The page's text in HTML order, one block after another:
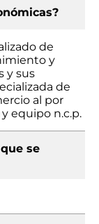
de
y
y sus
de
al por
equipo n.c.p.
se